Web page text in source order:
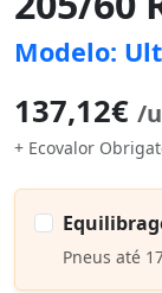
Modelo:
137,12€ /
+ Ecovalor
Pneus até